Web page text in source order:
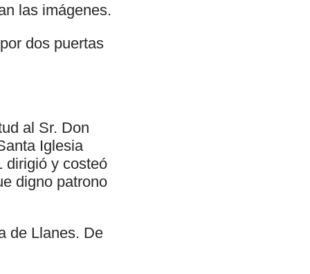
las imágenes.
dos puertas
al Sr. Don
Iglesia
dirigió y costeó
digno patrono
de Llanes. De